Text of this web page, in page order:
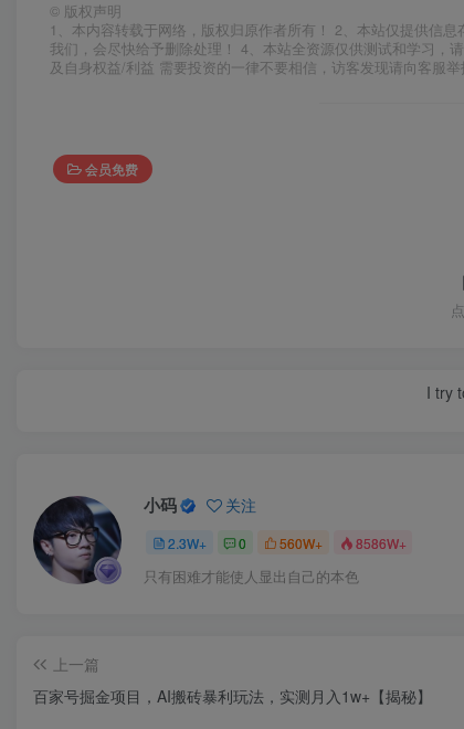
© 版权声明
1、本内容转载于网络，版权归原作者所有！ 2、本站仅提供信
我们，会尽快给予删除处理！ 4、本站全资源仅供测试和学习，
及自身权益/利益 需要投资的一律不要相信，访客发现请向客服
会员免费
I try
小码 关注
2.3W+ 0 560W+ 8586W+
只有困难才能使人显出自己的本色
上一篇
百家号掘金项目，AI搬砖暴利玩法，实测月入1w+【揭秘】